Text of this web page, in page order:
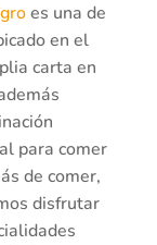
es una de
en el
carta en
para comer
de comer,
disfrutar